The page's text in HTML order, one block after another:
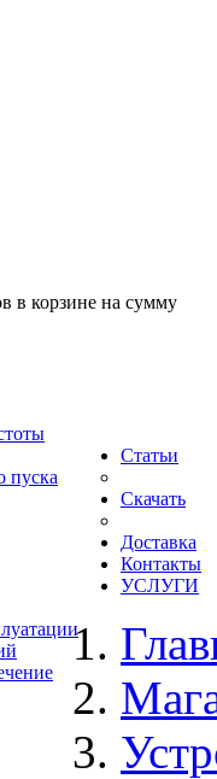
в корзине на сумму
пуска
Статьи
Скачать
Доставка
Контакты
УСЛУГИ